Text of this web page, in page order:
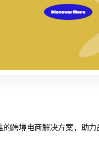
跨境电商解决方案，助力